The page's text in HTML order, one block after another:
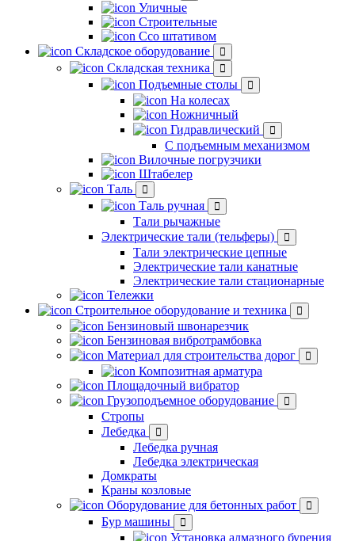
Уличные
Строительные
Ссо штативом
Складское оборудование
Складская техника
Подъемные столы
На колесах
Ножничный
Гидравлический
С подъемным механизмом
Вилочные погрузчики
Штабелер
Таль
Таль ручная
Тали рычажные
Электрические тали (тельферы)
Тали электрические цепные
Электрические тали канатные
Электрические тали стационарные
Тележки
Строительное оборудование и техника
Бензиновый швонарезчик
Бензиновая вибротрамбовка
Материал для строительства дорог
Композитная арматура
Площадочный вибратор
Грузоподъемное оборудование
Стропы
Лебедка
Лебедка ручная
Лебедка электрическая
Домкраты
Краны козловые
Оборудование для бетонных работ
Бур машины
Установка алмазного бурения